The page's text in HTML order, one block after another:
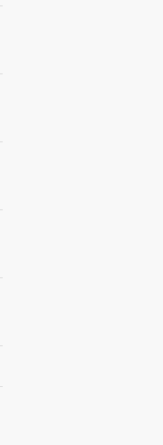
被称为“蟑螂”的印
不靠规模取胜，华
增长引擎是什么？